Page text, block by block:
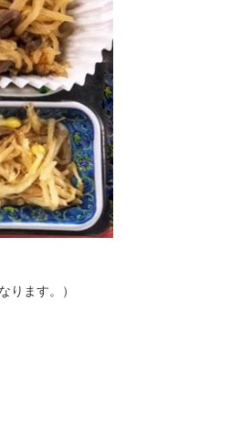
ます。）